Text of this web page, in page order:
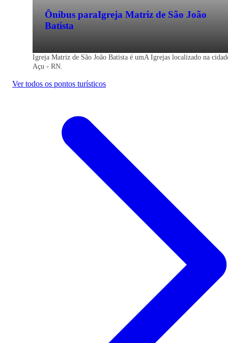
Ônibus paraIgreja Matriz de São João
Batista
Igreja Matriz de São João Batista é umA Igrejas localizado na
Açu - RN.
Ver todos os pontos turísticos